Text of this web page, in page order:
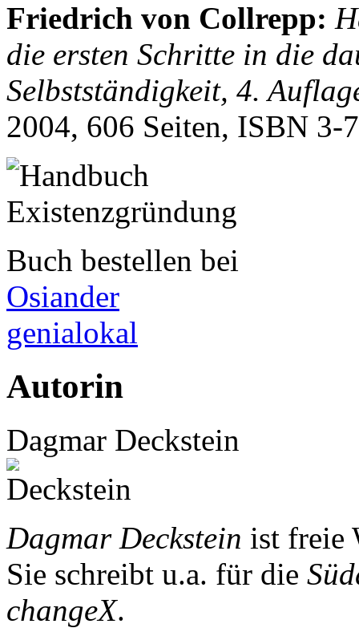
Friedrich von Collrepp:
die ersten Schritte in die
Selbstständigkeit, 4.
2004, 606 Seiten, ISBN 3-
Buch bestellen bei
Osiander
genialokal
Autorin
Dagmar Deckstein
Dagmar Deckstein ist freie
Sie schreibt u.a. für die
changeX.